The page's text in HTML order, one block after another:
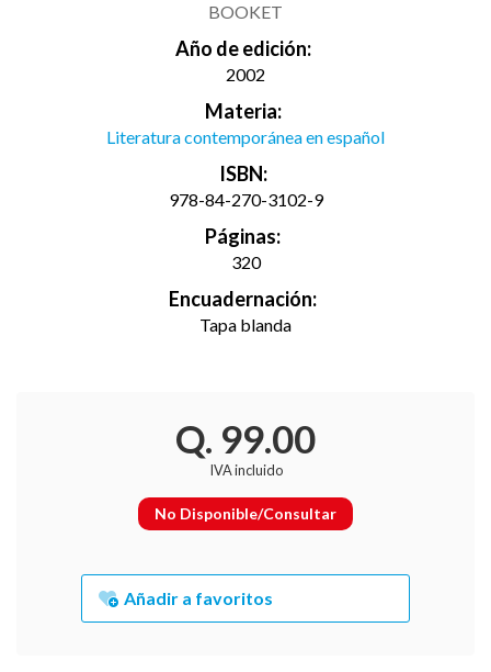
BOOKET
Año de edición:
2002
Materia:
Literatura contemporánea en español
ISBN:
978-84-270-3102-9
Páginas:
320
Encuadernación:
Tapa blanda
Q. 99.00
IVA incluido
No Disponible/Consultar
Añadir a favoritos